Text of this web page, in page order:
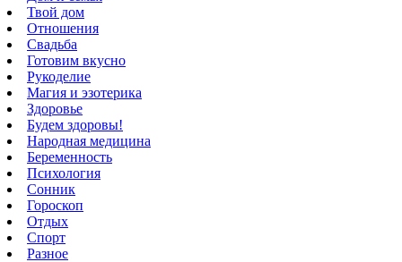
Твой дом
Отношения
Свадьба
Готовим вкусно
Рукоделие
Магия и эзотерика
Здоровье
Будем здоровы!
Народная медицина
Беременность
Психология
Сонник
Гороскоп
Отдых
Спорт
Разное